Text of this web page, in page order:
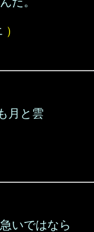
）
月と雲
いではなら